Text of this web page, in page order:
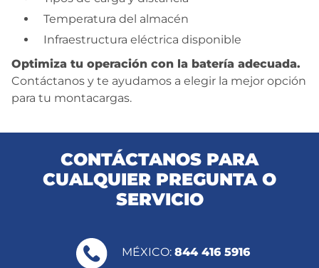
Temperatura del almacén
Infraestructura eléctrica disponible
Optimiza tu operación con la batería adecuada.
Contáctanos y te ayudamos a elegir la mejor opción
para tu montacargas.
CONTÁCTANOS PARA
CUALQUIER PREGUNTA O
SERVICIO
MÉXICO: 844 416 5916